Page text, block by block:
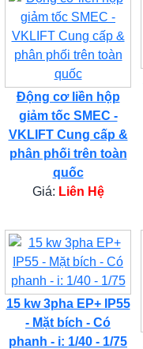
Động cơ liền hộp
giảm tốc SMEC -
VKLIFT Cung cấp &
phân phối trên toàn
quốc
Giá: Liên Hệ
15 kw 3pha EP+ IP55
- Mặt bích - Có
phanh - i: 1/40 - 1/75